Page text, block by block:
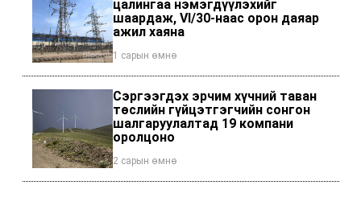
цалингаа нэмэгдүүлэхийг
шаардаж, VI/30-наас орон даяар
ажил хаяна
1 сарын өмнө
Сэргээгдэх эрчим хүчний таван
төслийн гүйцэтгэгчийн сонгон
шалгаруулалтад 19 компани
оролцоно
2 сарын өмнө